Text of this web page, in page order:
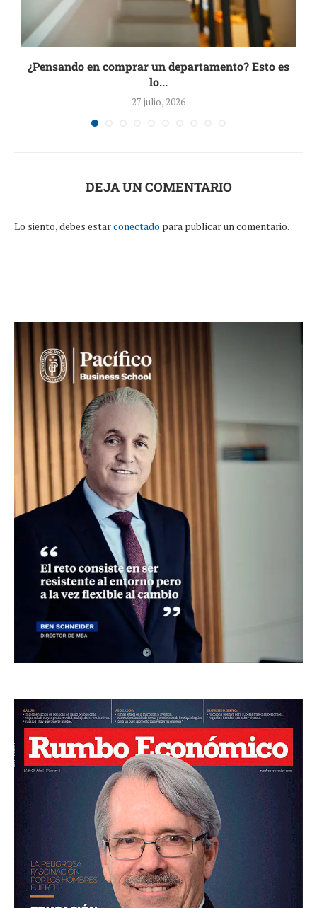
¿Pensando en comprar un departamento? Esto es
lo...
27 julio, 2026
DEJA UN COMENTARIO
Lo siento, debes estarconectado para publicar un comentario.